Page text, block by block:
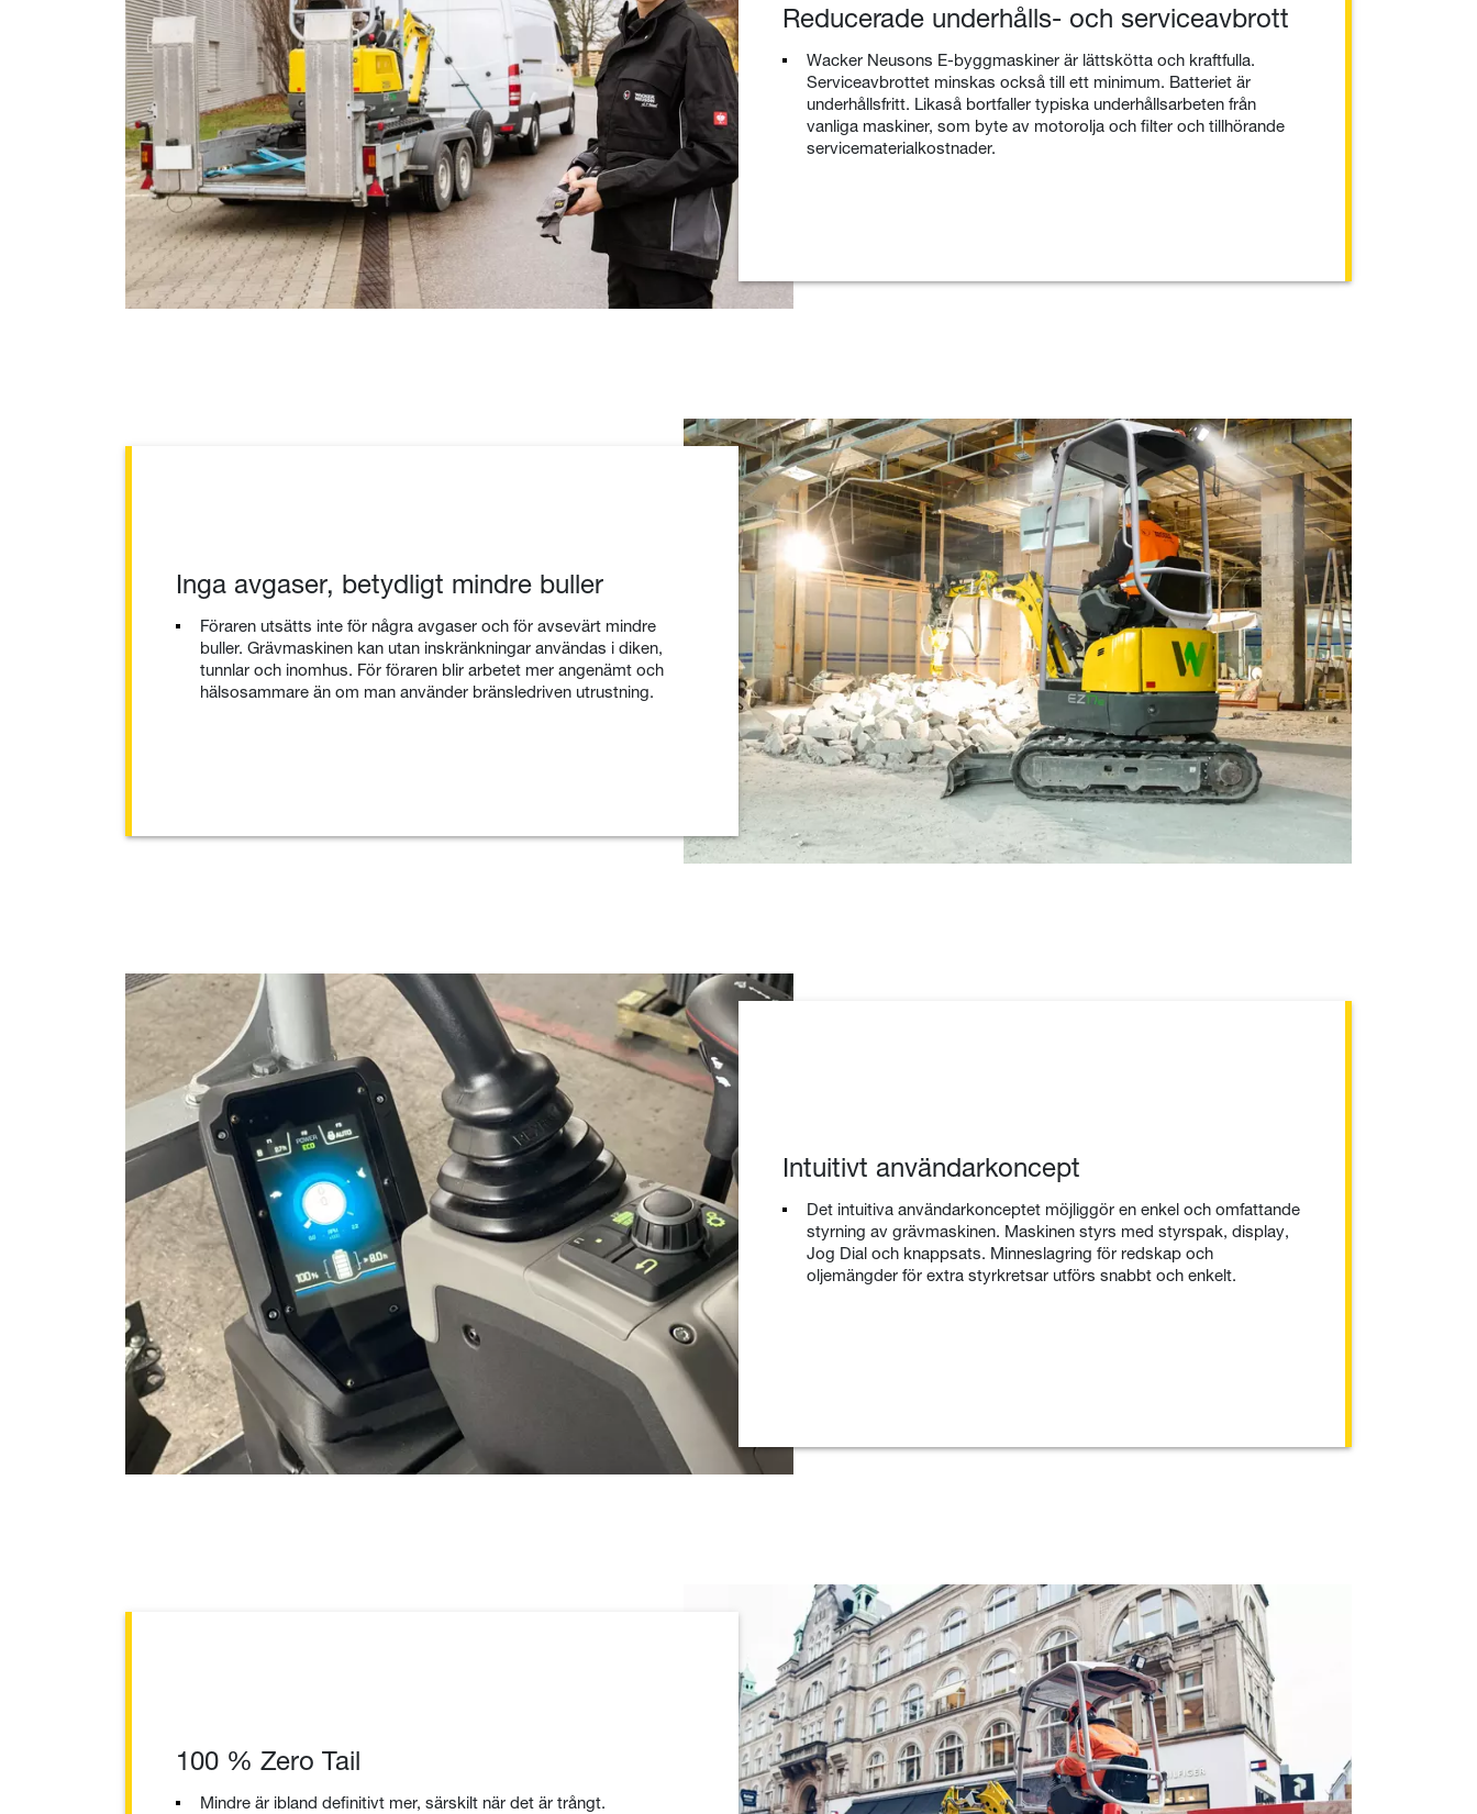
Reducerade underhålls- och serviceavbrott
Wacker Neusons E-byggmaskiner är lättskötta och kraftfulla.
Serviceavbrottet minskas också till ett minimum. Batteriet är
underhållsfritt. Likaså bortfaller typiska underhållsarbeten från
vanliga maskiner, som byte av motorolja och filter och tillhörande
servicematerialkostnader.
Inga avgaser, betydligt mindre buller
Föraren utsätts inte för några avgaser och för avsevärt mindre
buller. Grävmaskinen kan utan inskränkningar användas i diken,
tunnlar och inomhus. För föraren blir arbetet mer angenämt och
hälsosammare än om man använder bränsledriven utrustning.
Intuitivt användarkoncept
Det intuitiva användarkonceptet möjliggör en enkel och omfattande
styrning av grävmaskinen. Maskinen styrs med styrspak, display,
Jog Dial och knappsats. Minneslagring för redskap och
oljemängder för extra styrkretsar utförs snabbt och enkelt.
100 % Zero Tail
Mindre är ibland definitivt mer, särskilt när det är trångt.